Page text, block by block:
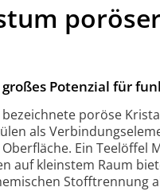
Potenzial für
poröse
als
Ein Tee­löffel
auf klein­stem Raum
Stoff­tren­nung